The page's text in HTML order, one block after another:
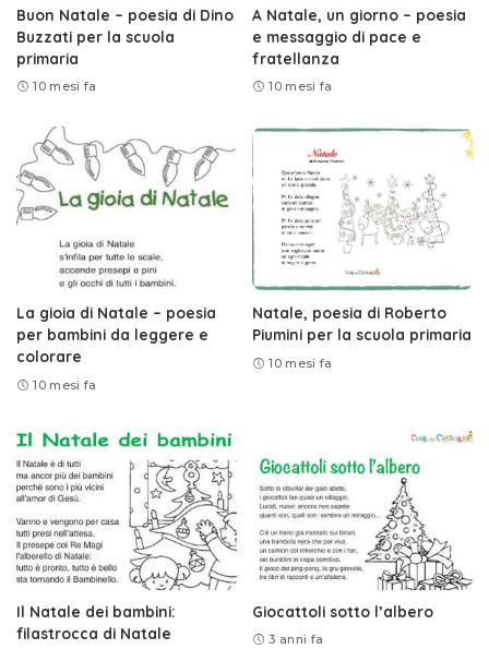
Buon Natale – poesia di Dino
Buzzati per la scuola
primaria
10 mesi fa
A Natale, un giorno – poesia
e messaggio di pace e
fratellanza
10 mesi fa
La gioia di Natale – poesia
per bambini da leggere e
colorare
10 mesi fa
Natale, poesia di Roberto
Piumini per la scuola primaria
10 mesi fa
Il Natale dei bambini:
filastrocca di Natale
Giocattoli sotto l’albero
3 anni fa